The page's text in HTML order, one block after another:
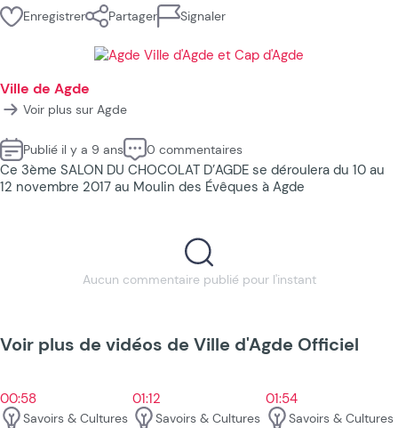
Enregistrer Partager Signaler
Ville de Agde
Voir plus sur Agde
Publié il y a 9 ans 0 commentaires
Ce 3ème SALON DU CHOCOLAT D’AGDE se déroulera du 10 au
12 novembre 2017 au Moulin des Évêques à Agde
Aucun commentaire publié pour l'instant
Voir plus de vidéos de Ville d'Agde Officiel
00:58
Savoirs & Cultures
01:12
Savoirs & Cultures
01:54
Savoirs & Cultures